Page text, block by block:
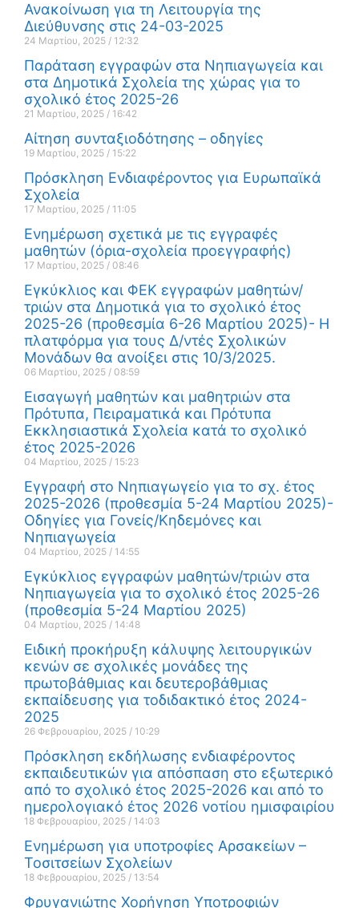
Ανακοίνωση για τη Λειτουργία της
Διεύθυνσης στις 24-03-2025
24 Μαρτίου, 2025 12:32
Παράταση εγγραφών στα Νηπιαγωγεία και
στα Δημοτικά Σχολεία της χώρας για το
σχολικό έτος 2025-26
21 Μαρτίου, 2025 16:42
Αίτηση συνταξιοδότησης – οδηγίες
19 Μαρτίου, 2025 15:22
Πρόσκληση Ενδιαφέροντος για Ευρωπαϊκά
Σχολεία
17 Μαρτίου, 2025 11:05
Ενημέρωση σχετικά με τις εγγραφές
μαθητών (όρια-σχολεία προεγγραφής)
17 Μαρτίου, 2025 08:46
Εγκύκλιος και ΦΕΚ εγγραφών μαθητών/
τριών στα Δημοτικά για το σχολικό έτος
2025-26 (προθεσμία 6-26 Μαρτίου 2025)- Η
πλατφόρμα για τους Δ/ντές Σχολικών
Μονάδων θα ανοίξει στις 10/3/2025.
06 Μαρτίου, 2025 08:59
Εισαγωγή μαθητών και μαθητριών στα
Πρότυπα, Πειραματικά και Πρότυπα
Εκκλησιαστικά Σχολεία κατά το σχολικό
έτος 2025-2026
04 Μαρτίου, 2025 15:23
Εγγραφή στο Νηπιαγωγείο για το σχ. έτος
2025-2026 (προθεσμία 5-24 Μαρτίου 2025)-
Οδηγίες για Γονείς/Κηδεμόνες και
Νηπιαγωγεία
04 Μαρτίου, 2025 14:55
Εγκύκλιος εγγραφών μαθητών/τριών στα
Νηπιαγωγεία για το σχολικό έτος 2025-26
(προθεσμία 5-24 Μαρτίου 2025)
04 Μαρτίου, 2025 14:48
Ειδική προκήρυξη κάλυψης λειτουργικών
κενών σε σχολικές μονάδες της
πρωτοβάθμιας και δευτεροβάθμιας
εκπαίδευσης για τοδιδακτικό έτος 2024-
2025
26 Φεβρουαρίου, 2025 10:29
Πρόσκληση εκδήλωσης ενδιαφέροντος
εκπαιδευτικών για απόσπαση στο εξωτερικό
από το σχολικό έτος 2025-2026 και από το
ημερολογιακό έτος 2026 νοτίου ημισφαιρίου
18 Φεβρουαρίου, 2025 14:03
Ενημέρωση για υποτροφίες Αρσακείων –
Τοσιτσείων Σχολείων
18 Φεβρουαρίου, 2025 13:54
Φρυγανιώτης Χορήγηση Υποτροφιών